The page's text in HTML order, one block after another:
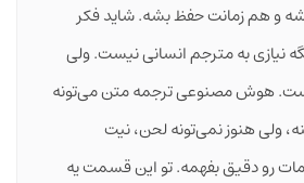
و هم زمانت حفظ بشه.شاید فکر
نیازی به مترجم انسانی نیست. ولی
هوش مصنوعی ترجمه متن می‌تونه
ولی هنوز نمی‌تونه لحن، نیت
رو دقیق بفهمه. تو این قسمت یه